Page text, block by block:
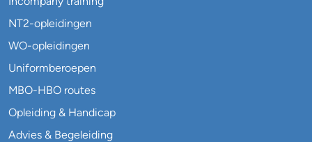
NT2-opleidingen
WO-opleidingen
Uniformberoepen
MBO-HBO routes
Opleiding & Handicap
Advies & Begeleiding